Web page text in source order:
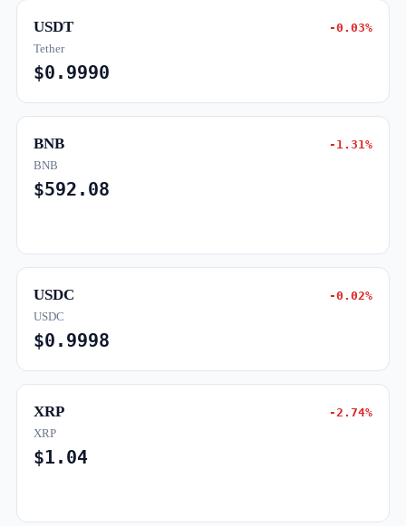
USDT -0.03%
Tether
$0.9990
BNB -1.31%
BNB
$592.08
USDC -0.02%
USDC
$0.9998
XRP -2.74%
XRP
$1.04